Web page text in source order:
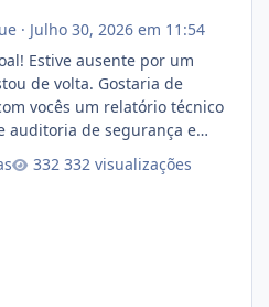
· Julho 30, 2026 em 11:54
Estive ausente por um
de volta. Gostaria de
vocês um relatório técnico
auditoria de segurança e
ao VOXPANEL (versão
e comercialização
332 visualizações